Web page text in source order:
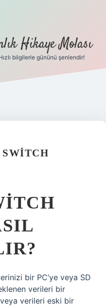
Hikaye Molası
bilgilerle gününü şenlendir!
bir PC’ye veya SD
verileri bir
verileri eski bir